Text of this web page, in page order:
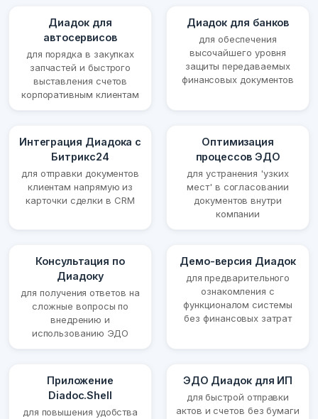
Диадок для
автосервисов
для порядка в закупках
запчастей и быстрого
выставления счетов
корпоративным клиентам
Диадок для банков
для обеспечения
высочайшего уровня
защиты передаваемых
финансовых документов
Интеграция Диадока с
Битрикс24
для отправки документов
клиентам напрямую из
карточки сделки в CRM
Оптимизация
процессов ЭДО
для устранения 'узких
мест' в согласовании
документов внутри
компании
Консультация по
Диадоку
для получения ответов на
сложные вопросы по
внедрению и
использованию ЭДО
Демо-версия Диадок
для предварительного
ознакомления с
функционалом системы
без финансовых затрат
Приложение
Diadoc.Shell
для повышения удобства
ЭДО Диадок для ИП
для быстрой отправки
актов и счетов без бумаги